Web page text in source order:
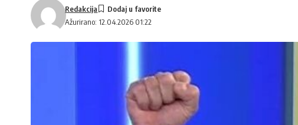
Ažurirano: 12.04.2026 01:22
Redakcija